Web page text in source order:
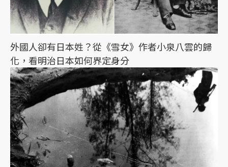
外國人卻有日本姓？從《雪女》作者小泉八雲的歸
化，看明治日本如何界定身分